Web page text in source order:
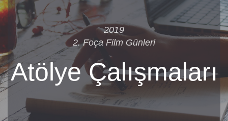
2019
2. Foça Film Günleri
Atölye Çalışmaları